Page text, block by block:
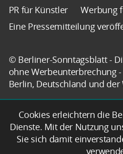
PR für Künstler
Werbung
Eine Pressemitteilung
© Berliner-Sonntagsblatt -
ohne Werbeunterbrechung
Berlin, Deutschland und der
Cookies erleichtern die
Dienste. Mit der Nutzung
Sie sich damit